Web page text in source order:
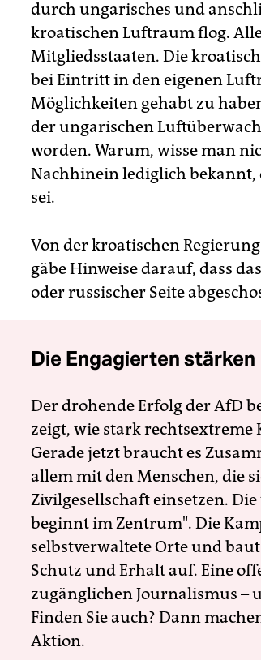
durch ungarisches und
kroatischen Luftraum flog.
Mitgliedsstaaten. Die
bei Eintritt in den eigenen
Möglichkeiten gehabt zu
der ungarischen
worden. Warum, wisse man
Nachhinein lediglich bekannt,
sei.
Von der kroatischen
gäbe Hinweise darauf, dass
oder russischer Seite
Die Engagierten stärken
Der drohende Erfolg der AfD
zeigt, wie stark
Gerade jetzt braucht es
allem mit den Menschen, die
Zivilgesellschaft einsetzen.
beginnt im Zentrum". Die
selbstverwaltete Orte und
Schutz und Erhalt auf. Eine
zugänglichen Journalismus –
Finden Sie auch? Dann
Aktion.